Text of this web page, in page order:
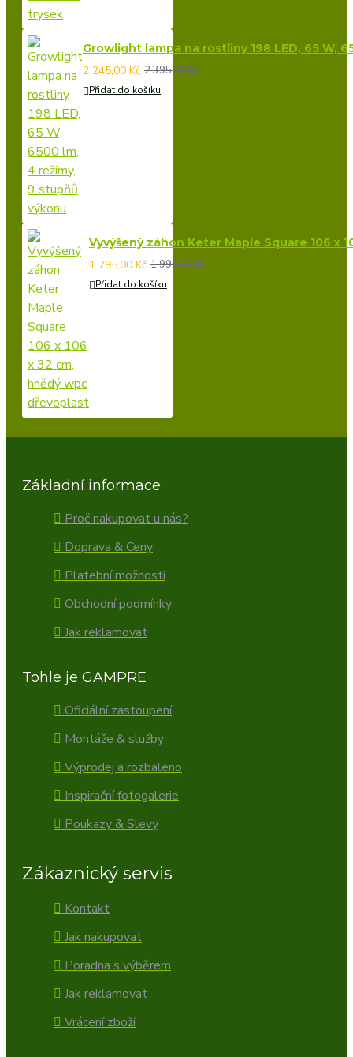
Growlight lampa na rostliny 198 LED, 65 W,
2 245,00 Kč 2 395,00 Kč
Přidat do košíku
Vyvýšený záhon Keter Maple Square 106 x
1 795,00 Kč 1 995,00 Kč
Přidat do košíku
Základní informace
Proč nakupovat u nás?
Doprava & Ceny
Platební možnosti
Obchodní podmínky
Jak reklamovat
Tohle je GAMPRE
Oficiální zastoupení
Montáže & služby
Výprodej a rozbaleno
Inspirační fotogalerie
Poukazy & Slevy
Zákaznický servis
Kontakt
Jak nakupovat
Poradna s výběrem
Jak reklamovat
Vrácení zboží